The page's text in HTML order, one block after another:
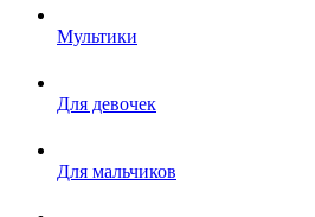
Мультики
Для девочек
Для мальчиков